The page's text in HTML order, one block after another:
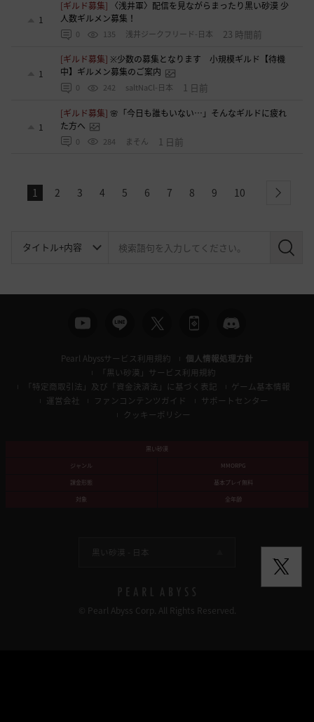
1
[ギルド募集]
〈浅井軍〉配信を見ながらまったり黒い砂漠 少
人数ギルメン募集！
0 135 浅井ジークフリード-日本 23 時間前
1
[ギルド募集] ※少数の募集となります 小規模ギルド【待機
中】ギルメン募集のご案内
0 242 saltNaCl-日本 1 日前
1
[ギルド募集] 🌸「今日も誰もいない…」そんなギルドに疲れ
た方へ
0 284 まそん 1 日前
1 2 3 4 5 6 7 8 9 10 next
検
Pearl Abyssサービス利用規約
個人情報処理方針
「黒い砂漠」サービス利用規約
「特定商取引法」及び「資金決済法」に基づく表記
ゲーム基本情報
運営会社
ファンコンテンツガイド
サポートセンター
クッキーポリシー
黒い砂漠
ジャンル
MMORPG
課金形態
基本プレイ無料
対象
全年齢
黒い砂漠 - 日本
© Pearl Abyss Corp. All Rights Reserved.